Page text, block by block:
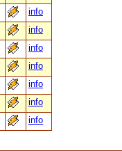
info
info
info
info
info
info
info